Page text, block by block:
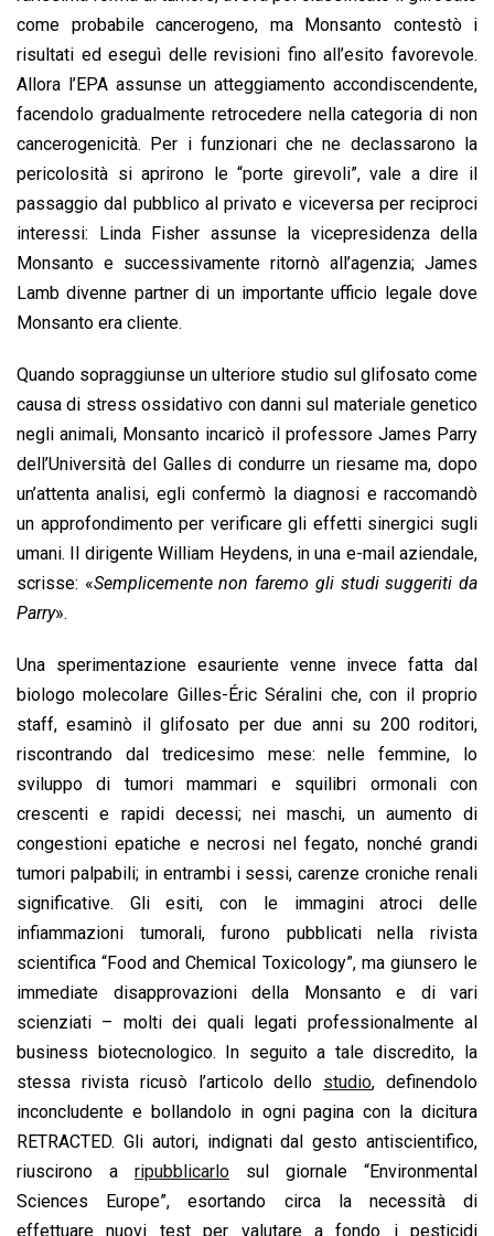
come probabile cancerogeno, ma Monsanto contestò i
risultati ed eseguì delle revisioni fino all’esito favorevole.
Allora l’EPA assunse un atteggiamento accondiscendente,
facendolo gradualmente retrocedere nella categoria di non
cancerogenicità. Per i funzionari che ne declassarono la
pericolosità si aprirono le “porte girevoli”, vale a dire il
passaggio dal pubblico al privato e viceversa per reciproci
interessi: Linda Fisher assunse la vicepresidenza della
Monsanto e successivamente ritornò all’agenzia; James
Lamb divenne partner di un importante ufficio legale dove
Monsanto era cliente.
Quando sopraggiunse un ulteriore studio sul glifosato come
causa di stress ossidativo con danni sul materiale genetico
negli animali, Monsanto incaricò il professore James Parry
dell’Università del Galles di condurre un riesame ma, dopo
un’attenta analisi, egli confermò la diagnosi e raccomandò
un approfondimento per verificare gli effetti sinergici sugli
umani. Il dirigente William Heydens, in una e-mail aziendale,
scrisse: «Semplicemente non faremo gli studi suggeriti da
Parry».
Una sperimentazione esauriente venne invece fatta dal
biologo molecolare Gilles-Éric Séralini che, con il proprio
staff, esaminò il glifosato per due anni su 200 roditori,
riscontrando dal tredicesimo mese: nelle femmine, lo
sviluppo di tumori mammari e squilibri ormonali con
crescenti e rapidi decessi; nei maschi, un aumento di
congestioni epatiche e necrosi nel fegato, nonché grandi
tumori palpabili; in entrambi i sessi, carenze croniche renali
significative. Gli esiti, con le immagini atroci delle
infiammazioni tumorali, furono pubblicati nella rivista
scientifica “Food and Chemical Toxicology”, ma giunsero le
immediate disapprovazioni della Monsanto e di vari
scienziati – molti dei quali legati professionalmente al
business biotecnologico. In seguito a tale discredito, la
stessa rivista ricusò l’articolo dello studio, definendolo
inconcludente e bollandolo in ogni pagina con la dicitura
RETRACTED. Gli autori, indignati dal gesto antiscientifico,
riuscirono a ripubblicarlo sul giornale “Environmental
Sciences Europe”, esortando circa la necessità di
effettuare nuovi test per valutare a fondo i pesticidi